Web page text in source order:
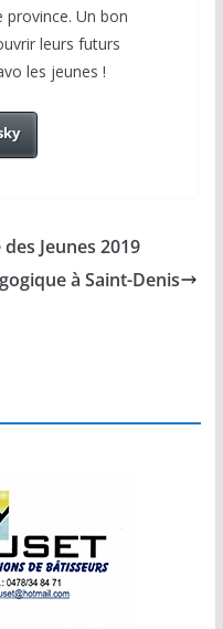
province. Un bon
leurs futurs
les jeunes !
Jeunes 2019
à Saint-Denis